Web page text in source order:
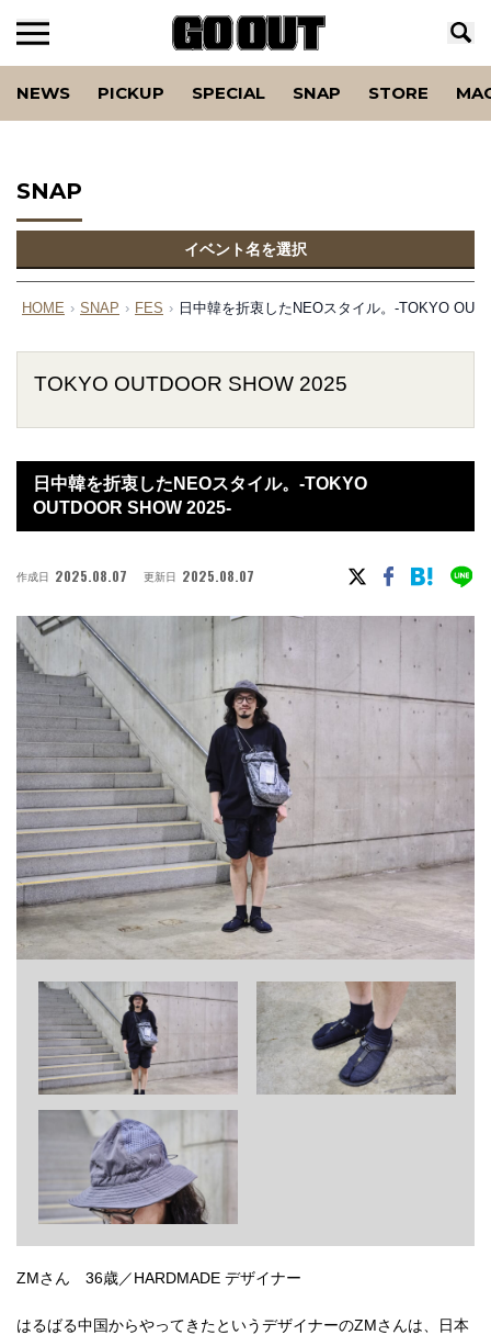
NEWS PICKUP SPECIAL SNAP STORE
SNAP
イベント名を選択
HOME › SNAP › FES › 日中韓を折衷したNEOスタイル。-TOKYO
TOKYO OUTDOOR SHOW 2025
日中韓を折衷したNEOスタイル。-TOKYO
OUTDOOR SHOW 2025-
作成日 2025.08.07 更新日 2025.08.07
ZMさん 36歳／HARDMADE デザイナー
はるばる中国からやってきたというデザイナーのZMさんは、日本